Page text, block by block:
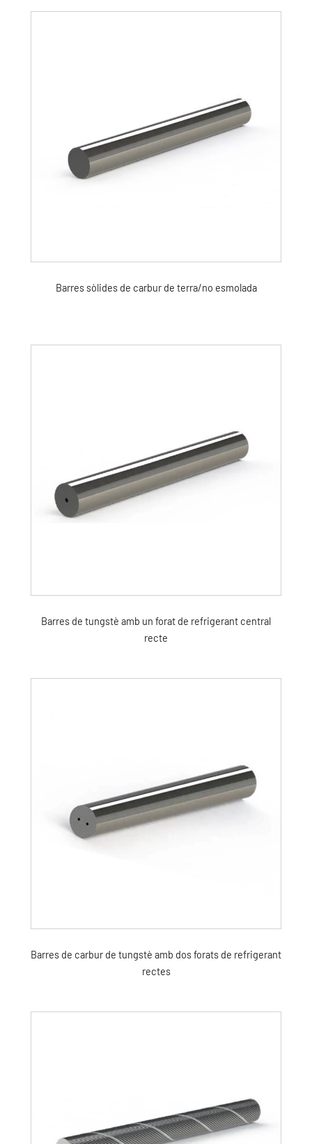
Barres sòlides de carbur de terra/no esmolada
Barres de tungstè amb un forat de refrigerant central
recte
Barres de carbur de tungstè amb dos forats de refrigerant
rectes